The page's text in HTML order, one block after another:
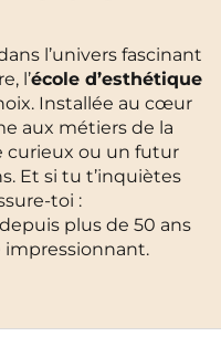
Billancourt
Ferrand
l’univers fascinant
l’école d’esthétique
Installée au cœur
aux métiers de la
curieux ou un futur
Et si tu t’inquiètes
toi :
plus de 50 ans